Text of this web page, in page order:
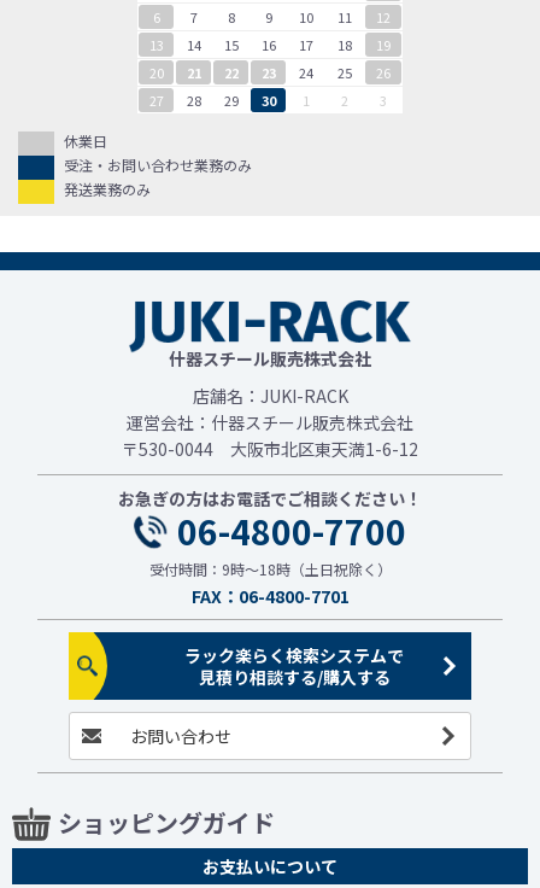
6
7 8 9 10 11
12
13
14 15 16 17 18
19
20
21 22 23 24 25
26
27
28 29 30 1 2 3
休業日
受注・お問い合わせ業務のみ
発送業務のみ
什器スチール販売株式会社
店舗名：JUKI-RACK
運営会社：什器スチール販売株式会社
〒530-0044 大阪市北区東天満1-6-12
お急ぎの方はお電話でご相談ください！
06-4800-7700
受付時間：9時～18時（土日祝除く）
FAX：06-4800-7701
ラック楽らく検索システムで
見積り相談する/購入する
お問い合わせ
ショッピングガイド
お支払いについて